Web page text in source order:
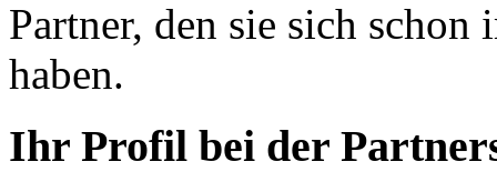
Partner, den sie sich schon
haben.
Ihr Profil bei der